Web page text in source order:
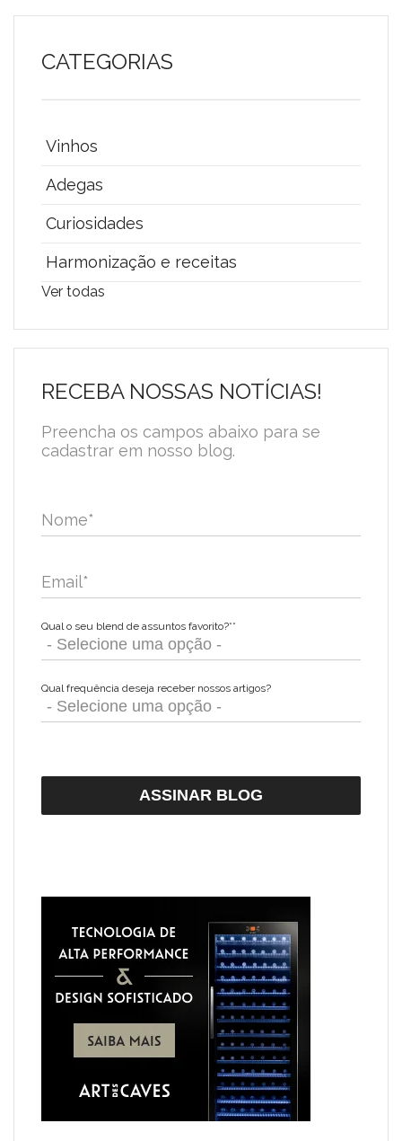
CATEGORIAS
Vinhos
Adegas
Curiosidades
Harmonização e receitas
Ver todas
RECEBA NOSSAS NOTÍCIAS!
Preencha os campos abaixo para se
cadastrar em nosso blog.
Nome*
Email*
Qual o seu blend de assuntos favorito?**
Qual frequência deseja receber nossos artigos?